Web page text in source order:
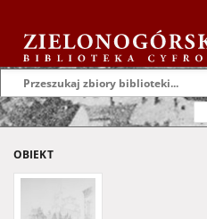
OBIEKT